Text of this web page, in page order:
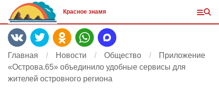
Красное знамя
Главная Новости Общество
Приложение
«Острова.65» объединило удобные сервисы для
жителей островного региона